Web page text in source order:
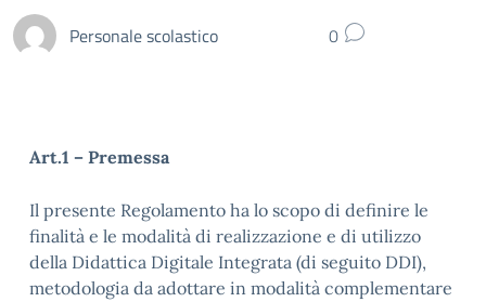
Personale scolastico 0
Art.1 – Premessa
Il presente Regolamento ha lo scopo di definire le
finalità e le modalità di realizzazione e di utilizzo
della Didattica Digitale Integrata (di seguito DDI),
metodologia da adottare in modalità complementare